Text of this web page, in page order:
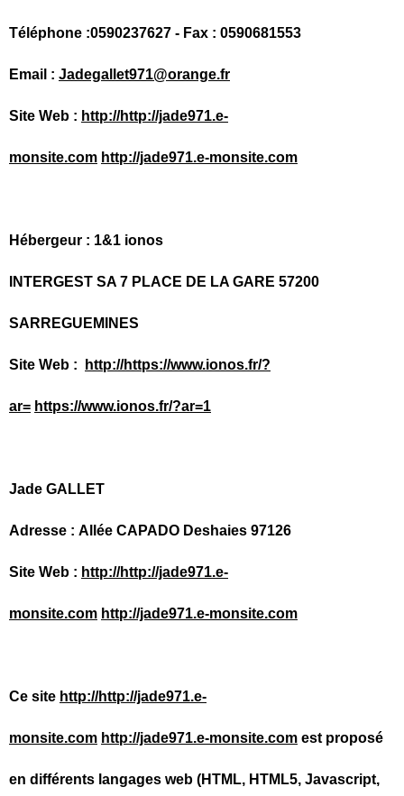
Téléphone :0590237627 - Fax : 0590681553
Email : Jadegallet971@orange.fr
Site Web : http://http://jade971.e-
monsite.com http://jade971.e-monsite.com
Hébergeur : 1&1 ionos
INTERGEST SA 7 PLACE DE LA GARE 57200
SARREGUEMINES
Site Web : http://https://www.ionos.fr/?
ar= https://www.ionos.fr/?ar=1
Jade GALLET
Adresse : Allée CAPADO Deshaies 97126
Site Web : http://http://jade971.e-
monsite.com http://jade971.e-monsite.com
Ce site http://http://jade971.e-
monsite.com http://jade971.e-monsite.com est proposé
en différents langages web (HTML, HTML5, Javascript,